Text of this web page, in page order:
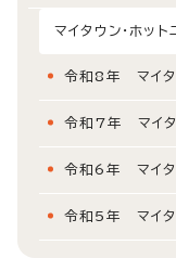
マイタウン・ホッ
令和8年 マイタ
令和7年 マイタ
令和6年 マイタ
令和5年 マイタ